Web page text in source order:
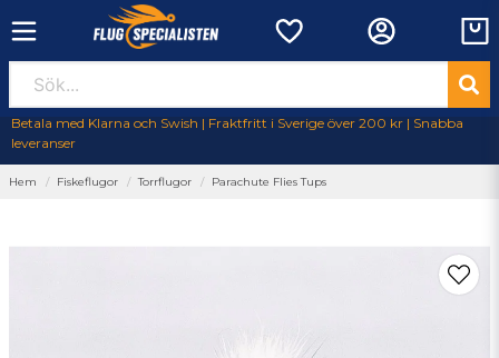
Betala med Klarna och Swish | Fraktfritt i Sverige över 200 kr | Snabba
leveranser
Hem Fiskeflugor Torrflugor Parachute Flies Tups